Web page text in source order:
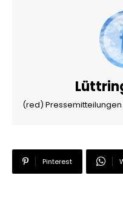
(red)
Pinterest